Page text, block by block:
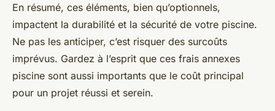
En résumé, ces éléments, bien qu’optionnels,
impactent la durabilité et la sécurité de votre piscine.
Ne pas les anticiper, c’est risquer des surcoûts
imprévus. Gardez à l’esprit que ces frais annexes
piscine sont aussi importants que le coût principal
pour un projet réussi et serein.